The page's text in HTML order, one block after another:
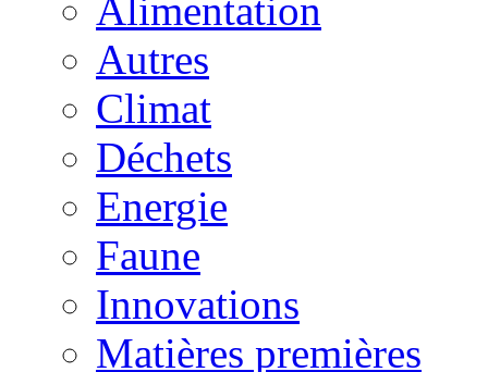
Alimentation
Autres
Climat
Déchets
Energie
Faune
Innovations
Matières premières